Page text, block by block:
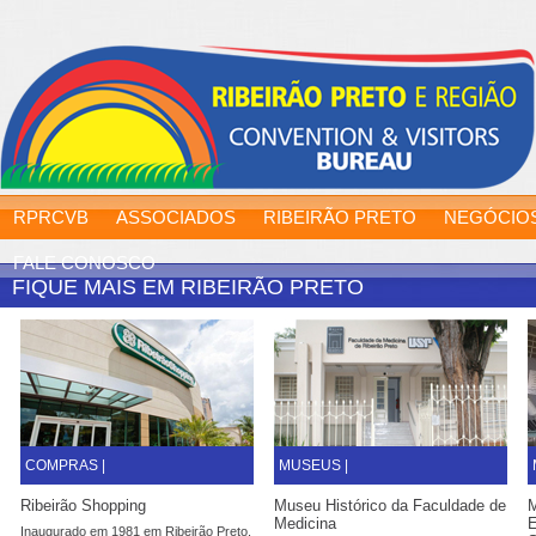
RPRCVB ASSOCIADOS RIBEIRÃO PRETO
FALE CONOSCO
FIQUE MAIS EM RIBEIRÃO PRETO
COMPRAS |
Ribeirão Shopping
Inaugurado em 1981 em Ribeirão Preto,
MUSEUS |
Museu Histórico da Faculdade de
Medicina